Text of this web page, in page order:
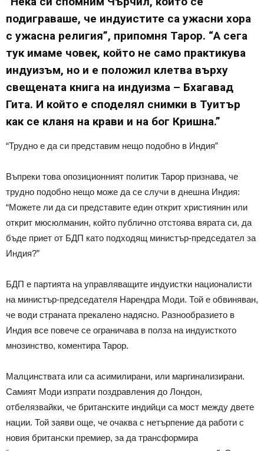
подиграваше, че индуистите са ужасни хора
с ужасна религия”, припомня Тарор. “А сега
тук имаме човек, който не само практикува
индуизъм, но и е положил клетва върху
свещената книга на индуизма – Бхагавад
Гита. И който е споделял снимки в Туитър
как се кланя на крави и на бог Кришна.”
“Трудно е да си представим нещо подобно в Индия”
Въпреки това опозиционният политик Тарор признава, че
трудно подобно нещо може да се случи в днешна Индия:
“Можете ли да си представите един открит християнин или
открит мюсюлманин, който публично отстоява вярата си, да
бъде приет от БДП като подходящ министър-председател за
Индия?”
БДП е партията на управляващите индуистки националисти
на министър-председателя Нарендра Моди. Той е обвиняван,
че води страната прекалено надясно. Разнообразието в
Индия все повече се ограничава в полза на индуисткото
мнозинство, коментира Тарор.
Малцинствата или са асимилирани, или маргинализирани.
Самият Моди изпрати поздравления до Лондон,
отбелязвайки, че британските индийци са мост между двете
нации. Той заяви още, че очаква с нетърпение да работи с
новия британски премиер, за да трансформира